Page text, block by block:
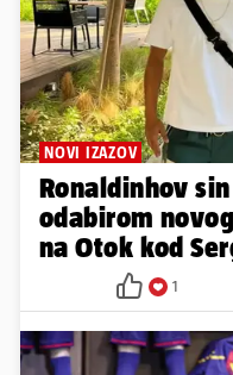
NOVI IZAZOV
Ronaldinhov
odabirom
na Otok kod
1